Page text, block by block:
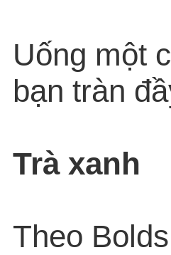
Uống một
bạn tràn
Trà xanh
Theo